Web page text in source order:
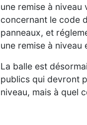
une remise à
concernant le code
panneaux, et
une remise à niveau
La balle est
publics qui devront
niveau, mais à quel